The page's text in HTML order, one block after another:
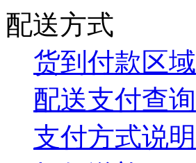
配送方式
货到付款区域
配送支付查询
支付方式说明